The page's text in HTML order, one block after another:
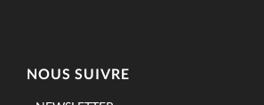
NOUS SUIVRE